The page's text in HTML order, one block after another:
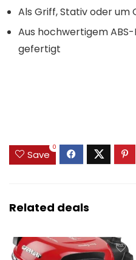
Als Griff, Stativ oder
Aus hochwertigem
gefertigt
Save
0
Related deals